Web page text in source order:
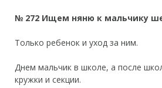
№ 272 Ищем няню к мальчику
Только ребенок и уход за ним.
Днем мальчик в школе, а после
кружки и секции.